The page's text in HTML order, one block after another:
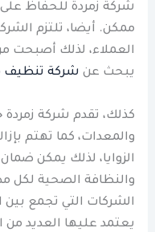
شركة زمردة للحفاظ
ممكن. أيضا، تلتزم
العملاء، لذلك أصبحت
يبحث عن شركة تنظيف
كذلك، تقدم شركة زمردة
والمعدات، كما تهتم
الزوايا، لذلك يمكن
والنظافة الصحية لكل
الشركات التي تجمع
يعتمد عليها العديد